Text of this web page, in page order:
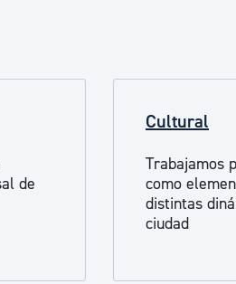
Agenda cultural
de
Cultural
Trabajamos
como
distintas
ciudad